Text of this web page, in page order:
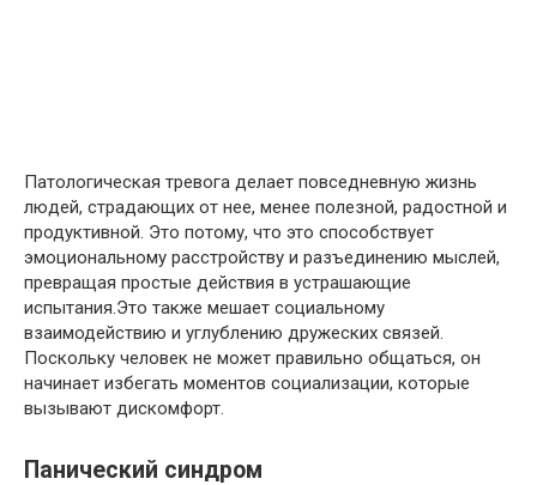
Патологическая тревога делает повседневную жизнь
людей, страдающих от нее, менее полезной, радостной и
продуктивной. Это потому, что это способствует
эмоциональному расстройству и разъединению мыслей,
превращая простые действия в устрашающие
испытания.Это также мешает социальному
взаимодействию и углублению дружеских связей.
Поскольку человек не может правильно общаться, он
начинает избегать моментов социализации, которые
вызывают дискомфорт.
Панический синдром